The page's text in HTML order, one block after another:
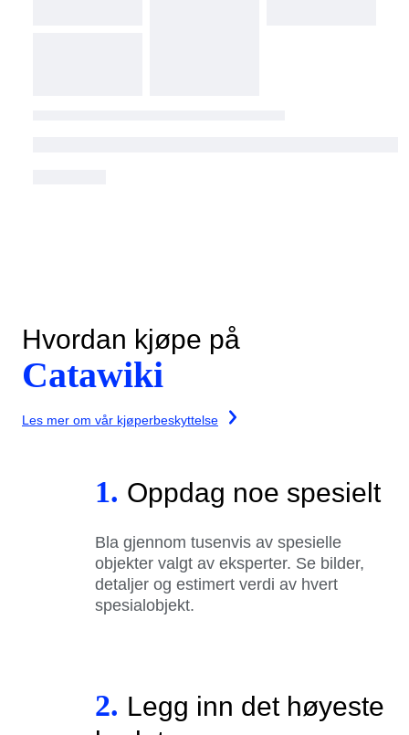
Hvordan kjøpe på
Catawiki
Les mer om vår kjøperbeskyttelse
1. Oppdag noe spesielt
Bla gjennom tusenvis av spesielle
objekter valgt av eksperter. Se bilder,
detaljer og estimert verdi av hvert
spesialobjekt.
2. Legg inn det høyeste